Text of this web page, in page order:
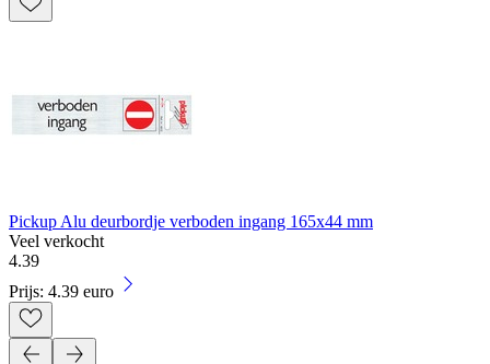
Pickup Alu deurbordje verboden ingang 165x44 mm
Veel verkocht
4.39
Prijs: 4.39 euro